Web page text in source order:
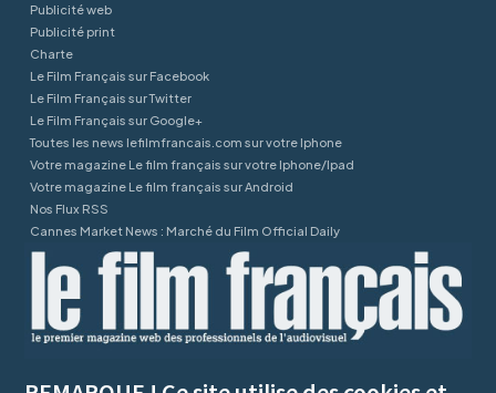
Publicité web
Publicité print
Charte
Le Film Français sur Facebook
Le Film Français sur Twitter
Le Film Français sur Google+
Toutes les news lefilmfrancais.com sur votre Iphone
Votre magazine Le film français sur votre Iphone/Ipad
Votre magazine Le film français sur Android
Nos Flux RSS
Cannes Market News : Marché du Film Official Daily